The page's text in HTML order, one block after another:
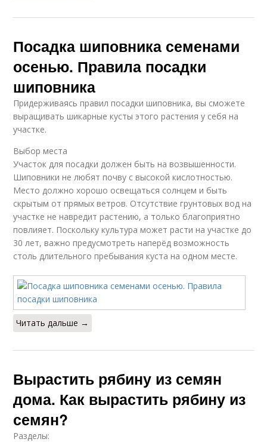
Посадка шиповника семенами
осенью. Правила посадки
шиповника
Придерживаясь правил посадки шиповника, вы сможете
выращивать шикарные кусты этого растения у себя на
участке.
Выбор места
Участок для посадки должен быть на возвышенности.
Шиповники не любят почву с высокой кислотностью.
Место должно хорошо освещаться солнцем и быть
скрытым от прямых ветров. Отсутствие грунтовых вод на
участке не навредит растению, а только благоприятно
повлияет. Поскольку культура может расти на участке до
30 лет, важно предусмотреть наперёд возможность
столь длительного пребывания куста на одном месте.
Читать дальше →
Вырастить рябину из семян
дома. Как вырастить рябину из
семян?
Разделы: